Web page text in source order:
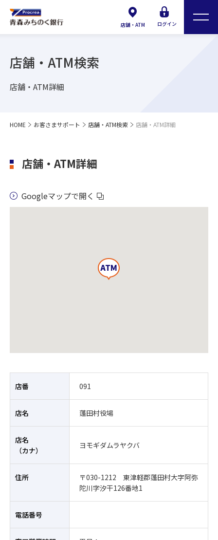
店舗・ATM ログイン
店舗・ATM検索
店舗・ATM詳細
HOME お客さまサポート 店舗・ATM検索 店舗・ATM詳細
店舗・ATM詳細
Googleマップで開く
店番 091
店名 蓬田村役場
店名
（カナ）
ヨモギダムラヤクバ
住所
〒030-1212 東津軽郡蓬田村大字阿弥
陀川字汐干126番地1
電話番号